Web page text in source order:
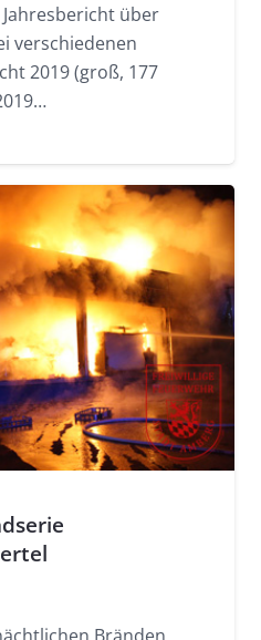
über
verschiedenen
2019 (groß, 177